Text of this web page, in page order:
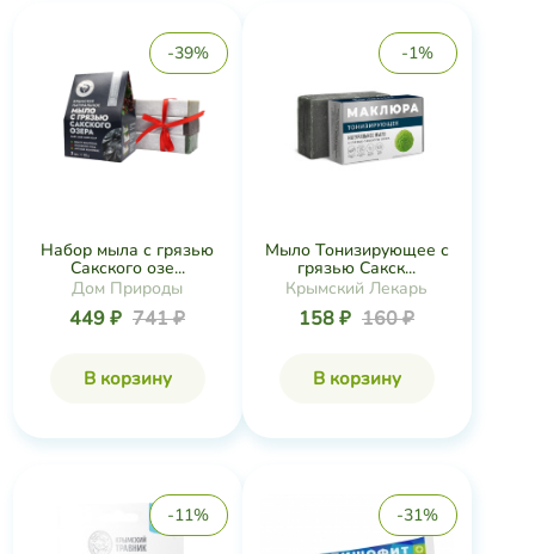
-39%
Набор мыла с грязью
Сакского озе...
Дом Природы
449 ₽ 741 ₽
В корзину
-1%
Мыло Тонизирующее с
грязью Сакск...
Крымский Лекарь
158 ₽ 160 ₽
В корзину
-11% -31%